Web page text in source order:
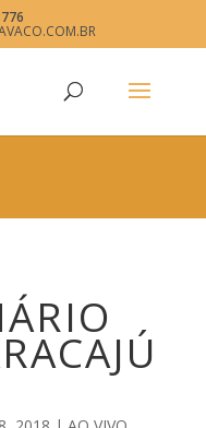
DO
View